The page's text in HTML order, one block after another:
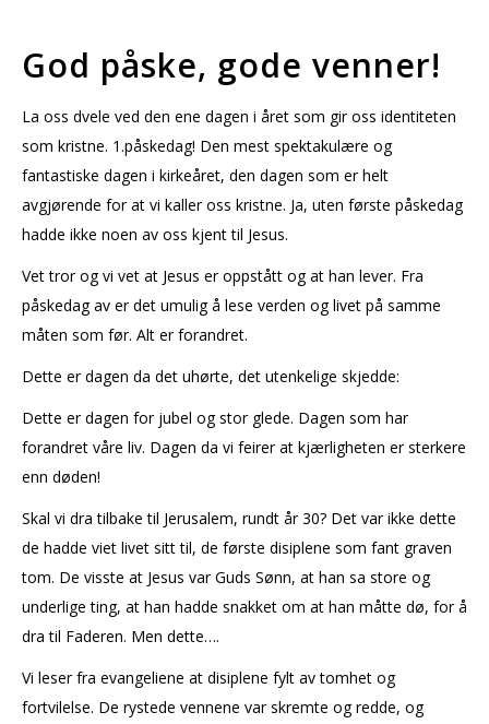
God påske, gode venner!
La oss dvele ved den ene dagen i året som gir oss identiteten
som kristne. 1.påskedag! Den mest spektakulære og
fantastiske dagen i kirkeåret, den dagen som er helt
avgjørende for at vi kaller oss kristne. Ja, uten første påskedag
hadde ikke noen av oss kjent til Jesus.
Vet tror og vi vet at Jesus er oppstått og at han lever. Fra
påskedag av er det umulig å lese verden og livet på samme
måten som før. Alt er forandret.
Dette er dagen da det uhørte, det utenkelige skjedde:
Dette er dagen for jubel og stor glede. Dagen som har
forandret våre liv. Dagen da vi feirer at kjærligheten er sterkere
enn døden!
Skal vi dra tilbake til Jerusalem, rundt år 30? Det var ikke dette
de hadde viet livet sitt til, de første disiplene som fant graven
tom. De visste at Jesus var Guds Sønn, at han sa store og
underlige ting, at han hadde snakket om at han måtte dø, for å
dra til Faderen. Men dette….
Vi leser fra evangeliene at disiplene fylt av tomhet og
fortvilelse. De rystede vennene var skremte og redde, og